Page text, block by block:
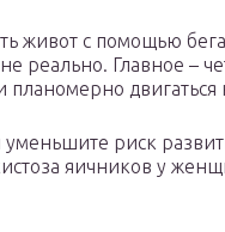
живот с помощью
реально. Главное –
планомерно двигаться
риск
яичников у